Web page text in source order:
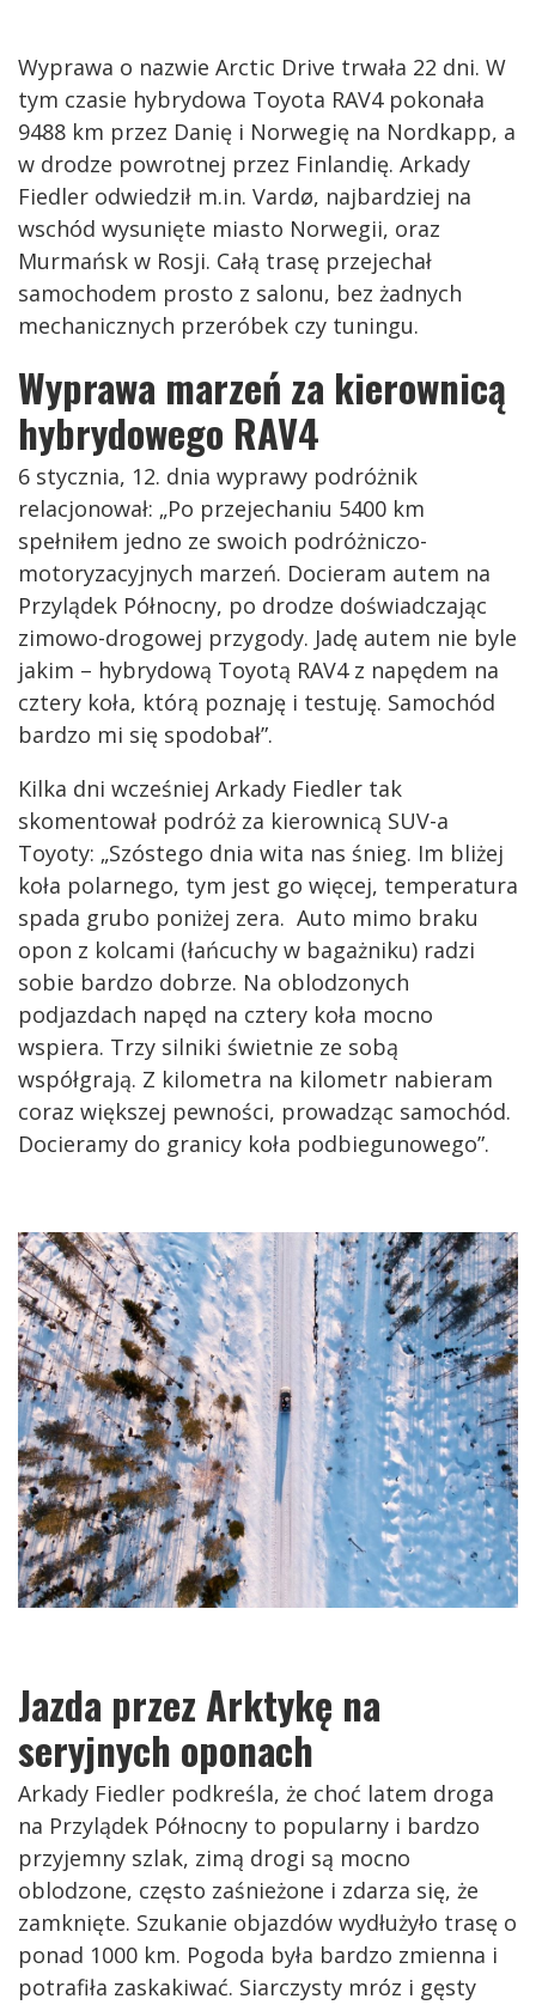
Wyprawa o nazwie Arctic Drive trwała 22 dni. W
tym czasie hybrydowa Toyota RAV4 pokonała
9488 km przez Danię i Norwegię na Nordkapp, a
w drodze powrotnej przez Finlandię. Arkady
Fiedler odwiedził m.in. Vardø, najbardziej na
wschód wysunięte miasto Norwegii, oraz
Murmańsk w Rosji. Całą trasę przejechał
samochodem prosto z salonu, bez żadnych
mechanicznych przeróbek czy tuningu.
Wyprawa marzeń za kierownicą
hybrydowego RAV4
6 stycznia, 12. dnia wyprawy podróżnik
relacjonował: „Po przejechaniu 5400 km
spełniłem jedno ze swoich podróżniczo-
motoryzacyjnych marzeń. Docieram autem na
Przylądek Północny, po drodze doświadczając
zimowo-drogowej przygody. Jadę autem nie byle
jakim – hybrydową Toyotą RAV4 z napędem na
cztery koła, którą poznaję i testuję. Samochód
bardzo mi się spodobał”.
Kilka dni wcześniej Arkady Fiedler tak
skomentował podróż za kierownicą SUV-a
Toyoty: „Szóstego dnia wita nas śnieg. Im bliżej
koła polarnego, tym jest go więcej, temperatura
spada grubo poniżej zera. Auto mimo braku
opon z kolcami (łańcuchy w bagażniku) radzi
sobie bardzo dobrze. Na oblodzonych
podjazdach napęd na cztery koła mocno
wspiera. Trzy silniki świetnie ze sobą
współgrają. Z kilometra na kilometr nabieram
coraz większej pewności, prowadząc samochód.
Docieramy do granicy koła podbiegunowego”.
Jazda przez Arktykę na
seryjnych oponach
Arkady Fiedler podkreśla, że choć latem droga
na Przylądek Północny to popularny i bardzo
przyjemny szlak, zimą drogi są mocno
oblodzone, często zaśnieżone i zdarza się, że
zamknięte. Szukanie objazdów wydłużyło trasę o
ponad 1000 km. Pogoda była bardzo zmienna i
potrafiła zaskakiwać. Siarczysty mróz i gęsty